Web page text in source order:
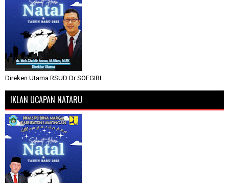
Direken Utama RSUD Dr SOEGIRI
IKLAN UCAPAN NATARU